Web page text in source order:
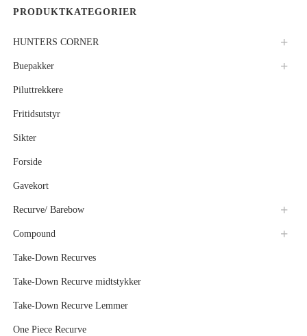
PRODUKTKATEGORIER
HUNTERS CORNER
Buepakker
Piluttrekkere
Fritidsutstyr
Sikter
Forside
Gavekort
Recurve/ Barebow
Compound
Take-Down Recurves
Take-Down Recurve midtstykker
Take-Down Recurve Lemmer
One Piece Recurve